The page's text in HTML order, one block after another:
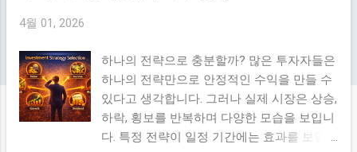
4월 01, 2026
하나의 전략으로 충분할까? 많은 투자자들은
하나의 전략만으로 안정적인 수익을 만들 수
있다고 생각합니다. 그러나 실제 시장은 상승,
하락, 횡보를 반복하며 다양한 모습을 보입니
다. 특정 전략이 일정 기간에는 효과를 보일